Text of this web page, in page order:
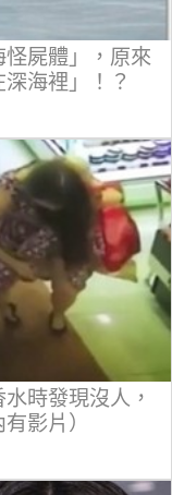
屍體」，原來
海裡」！？
時發現沒人，
影片）